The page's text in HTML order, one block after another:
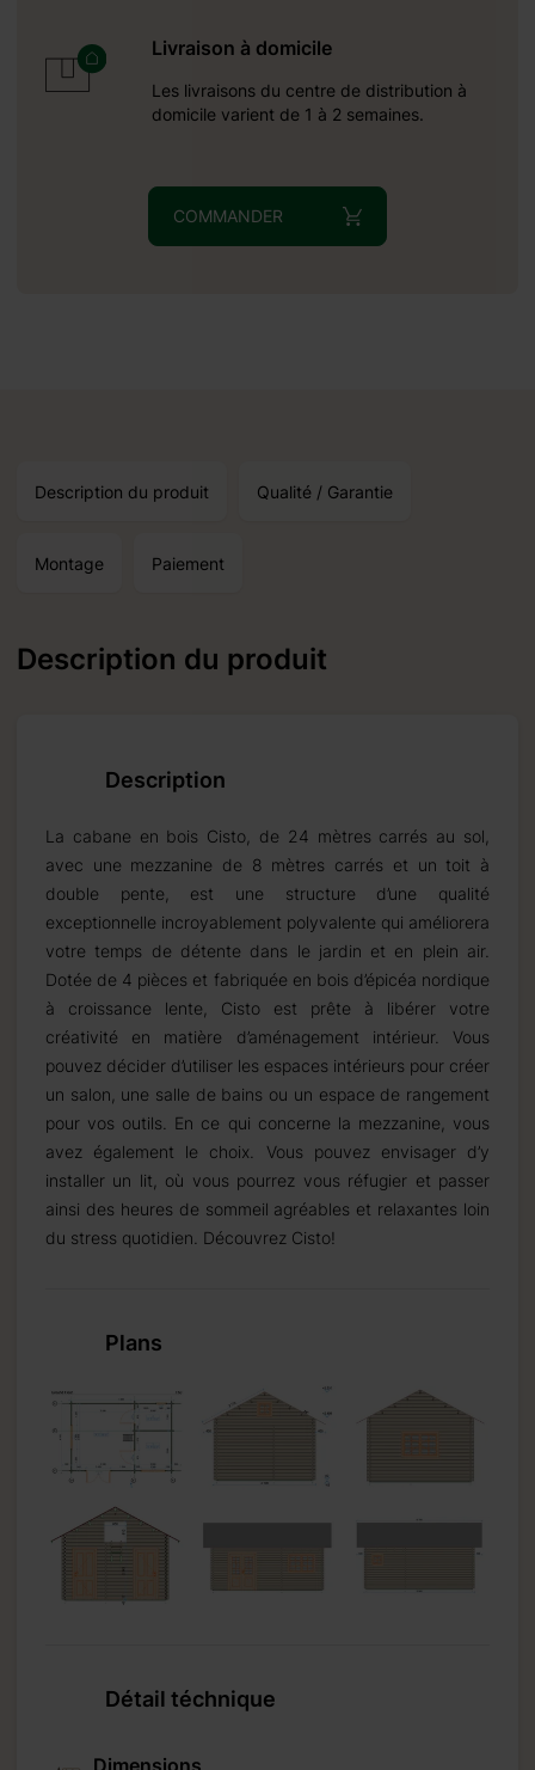
Livraison à domicile
Les livraisons du centre de distribution à
domicile varient de 1 à 2 semaines.
COMMANDER
Description du produit Qualité / Garantie
Montage Paiement
Description du produit
Description
La cabane en bois Cisto, de 24 mètres carrés au sol,
avec une mezzanine de 8 mètres carrés et un toit à
double pente, est une structure d’une qualité
exceptionnelle incroyablement polyvalente qui améliorera
votre temps de détente dans le jardin et en plein air.
Dotée de 4 pièces et fabriquée en bois d’épicéa nordique
à croissance lente, Cisto est prête à libérer votre
créativité en matière d’aménagement intérieur. Vous
pouvez décider d’utiliser les espaces intérieurs pour créer
un salon, une salle de bains ou un espace de rangement
pour vos outils. En ce qui concerne la mezzanine, vous
avez également le choix. Vous pouvez envisager d’y
installer un lit, où vous pourrez vous réfugier et passer
ainsi des heures de sommeil agréables et relaxantes loin
du stress quotidien. Découvrez Cisto!
Plans
Détail téchnique
Dimensions
17.09.2026